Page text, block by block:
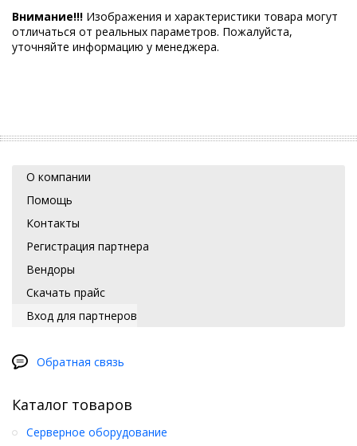
Внимание!!! Изображения и характеристики товара могут
отличаться от реальных параметров. Пожалуйста,
уточняйте информацию у менеджера.
О компании
Помощь
Контакты
Регистрация партнера
Вендоры
Скачать прайс
Вход для партнеров
Обратная связь
Каталог товаров
Серверное оборудование